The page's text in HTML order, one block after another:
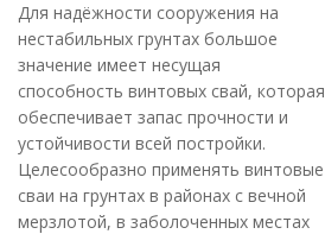
Для надёжности сооружения на
нестабильных грунтах большое
значение имеет несущая
способность винтовых свай, которая
обеспечивает запас прочности и
устойчивости всей постройки.
Целесообразно применять винтовые
сваи на грунтах в районах с вечной
мерзлотой, в заболоченных местах